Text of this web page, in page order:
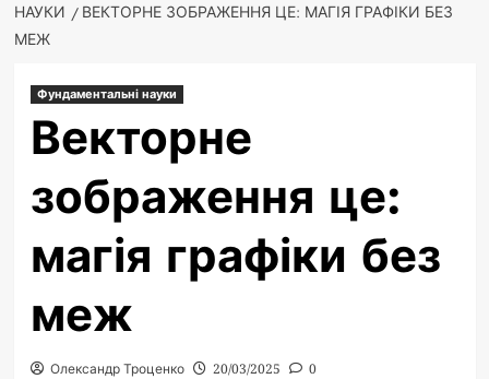
НАУКИ
ВЕКТОРНЕ ЗОБРАЖЕННЯ ЦЕ: МАГІЯ ГРАФІКИ БЕЗ
МЕЖ
Фундаментальні науки
Векторне
зображення це:
магія графіки без
меж
Олександр Троценко 20/03/2025 0